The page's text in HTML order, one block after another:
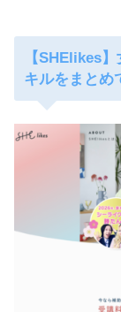
【SHElikes
キルをまとめ